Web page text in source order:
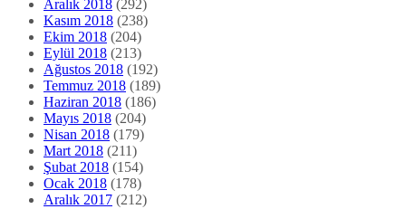
Aralık 2018 (292)
Kasım 2018 (238)
Ekim 2018 (204)
Eylül 2018 (213)
Ağustos 2018 (192)
Temmuz 2018 (189)
Haziran 2018 (186)
Mayıs 2018 (204)
Nisan 2018 (179)
Mart 2018 (211)
Şubat 2018 (154)
Ocak 2018 (178)
Aralık 2017 (212)